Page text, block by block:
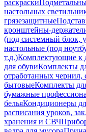
раскраски
настольных
грязезащитные
кронштейны-
(под системный блок,
настольные (под
т.д.)Комплектующие к
для обувиКомплекты
отработанных чернил,
бытовыеКомплекты
бумажные
бельяКондиционеры
расписания уроков,
хранения и СВЧ